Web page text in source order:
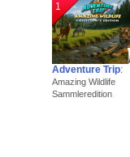
1
Adventure Trip:
Amazing Wildlife
Sammleredition